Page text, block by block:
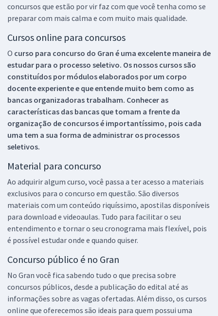
concursos que estão por vir faz com que você tenha como se
preparar com mais calma e com muito mais qualidade.
Cursos online para concursos
O curso para concurso do Gran é uma excelente maneira de
estudar para o processo seletivo. Os nossos cursos são
constituídos por módulos elaborados por um corpo
docente experiente e que entende muito bem como as
bancas organizadoras trabalham. Conhecer as
características das bancas que tomam a frente da
organização de concursos é importantíssimo, pois cada
uma tem a sua forma de administrar os processos
seletivos.
Material para concurso
Ao adquirir algum curso, você passa a ter acesso a materiais
exclusivos para o concurso em questão. São diversos
materiais com um conteúdo riquíssimo, apostilas disponíveis
para download e videoaulas. Tudo para facilitar o seu
entendimento e tornar o seu cronograma mais flexível, pois
é possível estudar onde e quando quiser.
Concurso público é no Gran
No Gran você fica sabendo tudo o que precisa sobre
concursos públicos, desde a publicação do edital até as
informações sobre as vagas ofertadas. Além disso, os cursos
online que oferecemos são ideais para quem possui uma